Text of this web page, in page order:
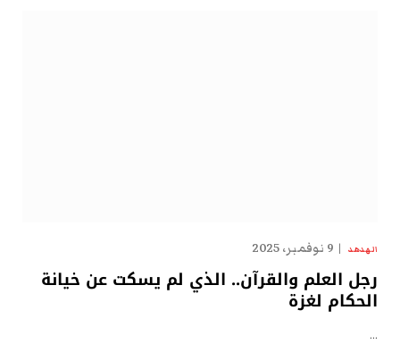
الهدهد 9 نوفمبر، 2025
رجل العلم والقرآن.. الذي لم يسكت عن خيانة
الحكام لغزة
…